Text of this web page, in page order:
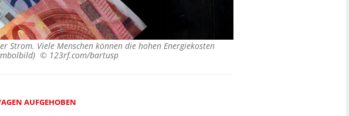
Strom. Viele Menschen können die hohen Energiekosten
© 123rf.com/bartusp
AUFGEHOBEN